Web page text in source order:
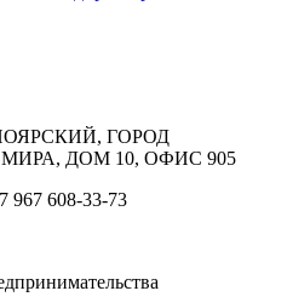
ГОРОД
ДОМ 10, ОФИС 905
967 608-33-73